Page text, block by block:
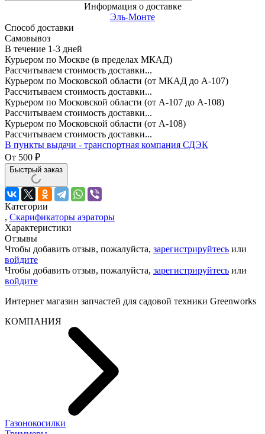
Информация о доставке
Эль-Монте
Способ доставки
Самовывоз
В течение 1-3 дней
Курьером по Москве (в пределах МКАД)
Рассчитываем стоимость доставки...
Курьером по Московской области (от МКАД до А-107)
Рассчитываем стоимость доставки...
Курьером по Московской области (от А-107 до А-108)
Рассчитываем стоимость доставки...
Курьером по Московской области (от А-108)
Рассчитываем стоимость доставки...
В пункты выдачи - транспортная компания СДЭК
От 500 ₽
Быстрый заказ
Категории
, Скарификаторы аэраторы
Характеристики
Отзывы
Чтобы добавить отзыв, пожалуйста, зарегистрируйтесь или
войдите
Чтобы добавить отзыв, пожалуйста, зарегистрируйтесь или
войдите
Интернет магазин запчастей для садовой техники Greenworks
КОМПАНИЯ
Газонокосилки